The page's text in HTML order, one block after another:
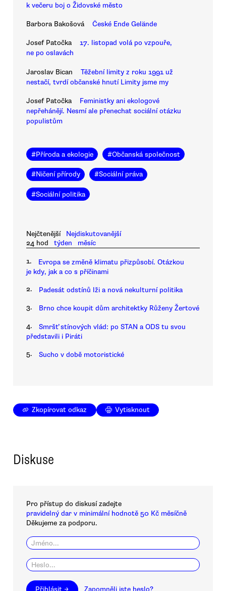
k večeru boj o Židovské město
Barbora Bakošová České Ende Gelände
Josef Patočka
17. listopad volá po vzpouře,
ne po oslavách
Jaroslav Bican
Těžební limity z roku 1991 už
nestačí, tvrdí občanské hnutí Limity jsme my
Josef Patočka
Feministky ani ekologové
nepřehánějí. Nesmí ale přenechat sociální otázku
populistům
#Příroda a ekologie #Občanská společnost
#Ničení přírody #Sociální práva
#Sociální politika
Nejčtenější
Nejdiskutovanější
24 hod
týden měsíc
1.
Evropa se změně klimatu přizpůsobí. Otázkou
je kdy, jak a co s příčinami
2. Padesát odstínů lži a nová nekulturní politika
3. Brno chce koupit dům architektky Růženy Žertové
4.
Smršť stínových vlád: po STAN a ODS tu svou
představili i Piráti
5. Sucho v době motoristické
Zkopírovat odkaz Vytisknout
Diskuse
Pro přístup do diskusí zadejte
pravidelný dar v minimální hodnotě 50 Kč měsíčně
Děkujeme za podporu.